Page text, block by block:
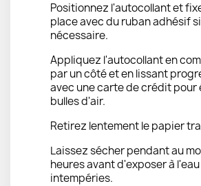
Positionnez l'autocollant et
place avec du ruban adhésif si
nécessaire.
Appliquez l'autocollant en
par un côté et en lissant
avec une carte de crédit pour
bulles d'air.
Retirez lentement le papier
Laissez sécher pendant au
heures avant d'exposer à
intempéries.